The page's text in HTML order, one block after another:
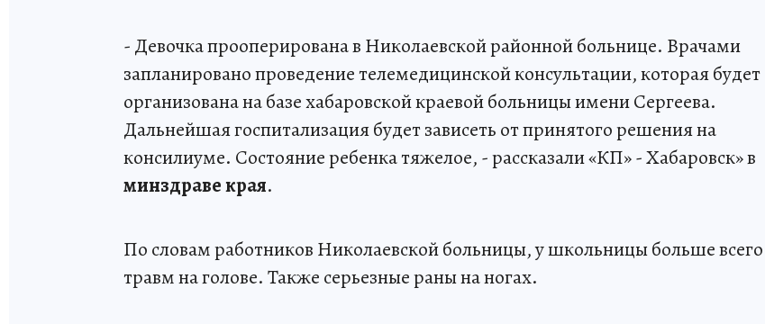
- Девочка прооперирована в Николаевской районной больнице. Врачами
запланировано проведение телемедицинской консультации, которая будет
организована на базе хабаровской краевой больницы имени Сергеева.
Дальнейшая госпитализация будет зависеть от принятого решения на
консилиуме. Состояние ребенка тяжелое, - рассказали «КП» - Хабаровск» в
минздраве края.
По словам работников Николаевской больницы, у школьницы больше всего
травм на голове. Также серьезные раны на ногах.